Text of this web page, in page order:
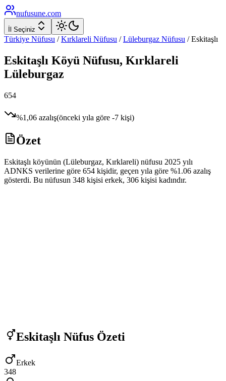
nufusune.com
İl Seçiniz
Türkiye Nüfusu / Kırklareli Nüfusu / Lüleburgaz Nüfusu /Eskitaşlı
Eskitaşlı Köyü Nüfusu, Kırklareli
Lüleburgaz
654
%1,06 azalış(önceki yıla göre -7 kişi)
Özet
Eskitaşlı köyünün (Lüleburgaz, Kırklareli) nüfusu 2025 yılı
ADNKS verilerine göre 654 kişidir, geçen yıla göre %1.06 azalış
gösterdi. Bu nüfusun 348 kişisi erkek, 306 kişisi kadındır.
Eskitaşlı Nüfus Özeti
Erkek
348